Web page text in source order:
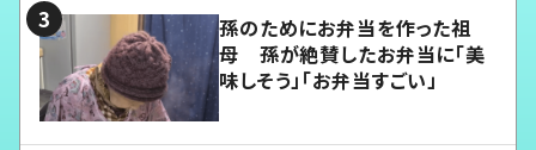
孫のためにお弁当を作った祖
母 孫が絶賛したお弁当に「美
味しそう」「お弁当すごい」